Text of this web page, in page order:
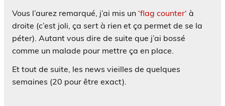
Vous l’aurez remarqué, j’ai mis un ‘flag counter‘ à
droite (c’est joli, ça sert à rien et ça permet de se la
péter). Autant vous dire de suite que j’ai bossé
comme un malade pour mettre ça en place.
Et tout de suite, les news vieilles de quelques
semaines (20 pour être exact).